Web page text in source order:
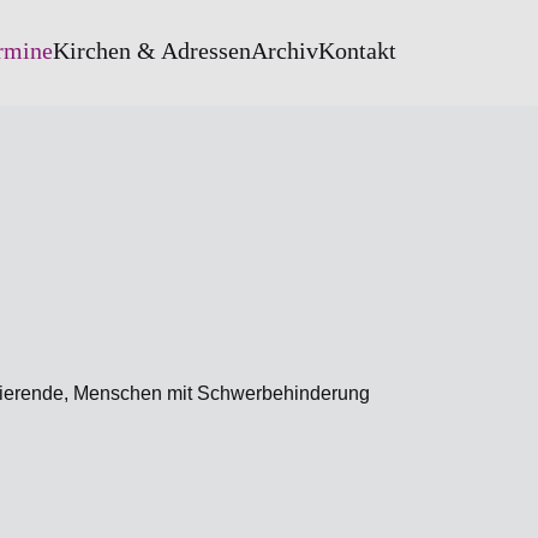
Kirchen & AdressenArchivKontakt
Menschen mit Schwerbehinderung